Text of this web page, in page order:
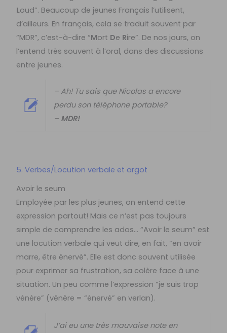
Loud”. Beaucoup de jeunes Français l’utilisent,
d’ailleurs. En français, cela se traduit souvent par
“MDR”, c’est-à-dire “Mort De Rire”. De nos jours, on
l’entend très souvent à l’oral, dans des discussions
entre jeunes.
– Ah! Tu sais que Nicolas a encore
perdu son téléphone portable?
– MDR!
5. Verbes/Locution verbale et argot
Avoir le seum
Employée par les plus jeunes, on entend cette
expression partout! Mais ce n’est pas toujours
simple de comprendre les ados… “Avoir le seum” est
une locution verbale qui veut dire, en fait, “en avoir
marre, être énervé”. Elle est donc souvent utilisée
pour exprimer sa frustration, sa colère face à une
situation. Un peu comme l’expression “je suis trop
vénère” (vénère = “énervé” en verlan).
J’ai eu une très mauvaise note en